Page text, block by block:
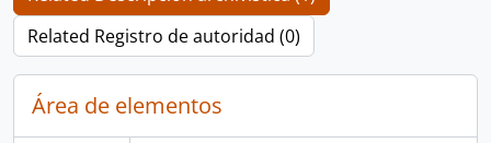
Related Registro de autoridad (0)
Área de elementos